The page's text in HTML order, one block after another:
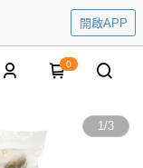
開啟APP
0
1/3